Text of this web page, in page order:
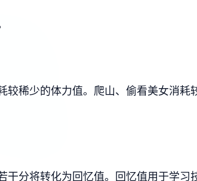
较稀少的体力值。 爬山、偷看美女消耗
分将转化为回忆值。 回忆值用于学习